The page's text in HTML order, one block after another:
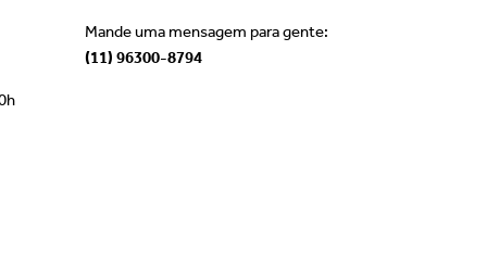
Mande uma mensagem para gente:
(11) 96300-8794